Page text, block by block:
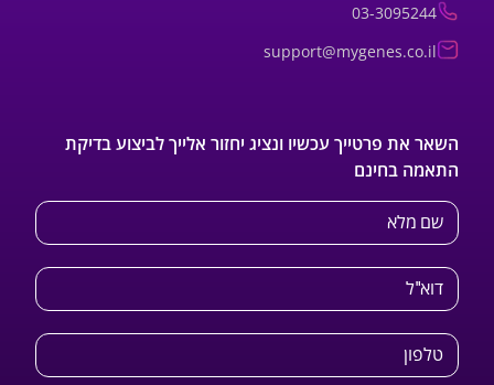
03-3095244
support@mygenes.co.il
השאר את פרטייך עכשיו ונציג יחזור אלייך לביצוע בדיקת
התאמה בחינם
שם מלא
דוא"ל
טלפון